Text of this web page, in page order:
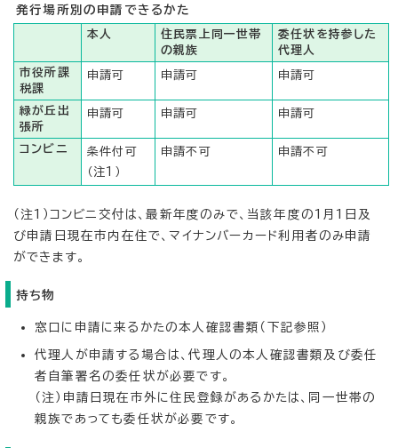
発行場所別の申請できるかた
本人
住民票上同一世帯
の親族
委任状を持参した
代理人
市役所課
税課
申請可 申請可 申請可
緑が丘出
張所
申請可 申請可 申請可
コンビニ
条件付可
（注1）
申請不可 申請不可
（注1）コンビニ交付は、最新年度のみで、当該年度の1月1日及
び申請日現在市内在住で、マイナンバーカード利用者のみ申請
ができます。
持ち物
窓口に申請に来るかたの本人確認書類（下記参照）
代理人が申請する場合は、代理人の本人確認書類及び委任
者自筆署名の委任状が必要です。
（注）申請日現在市外に住民登録があるかたは、同一世帯の
親族であっても委任状が必要です。